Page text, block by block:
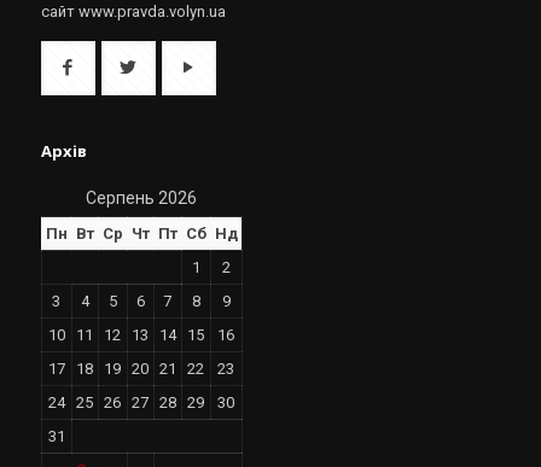
сайт www.pravda.volyn.ua
Архів
Серпень 2026
Пн Вт Ср Чт Пт Сб Нд
1
2
3
4 5 6 7 8
9
10
11 12 13 14 15
16
17
18 19 20 21 22
23
24
25 26 27 28 29
30
31